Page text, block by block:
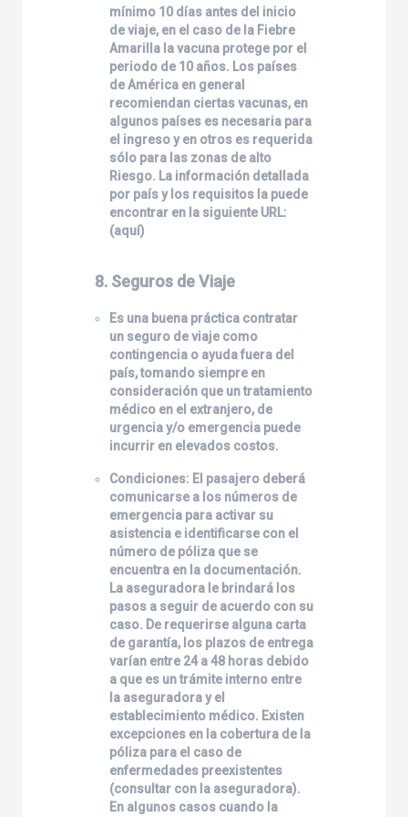
mínimo 10 días antes del inicio
de viaje, en el caso de la Fiebre
Amarilla la vacuna protege por el
periodo de 10 años. Los países
de América en general
recomiendan ciertas vacunas, en
algunos países es necesaria para
el ingreso y en otros es requerida
sólo para las zonas de alto
Riesgo. La información detallada
por país y los requisitos la puede
encontrar en la siguiente URL:
(aquí)
8. Seguros de Viaje
Es una buena práctica contratar
un seguro de viaje como
contingencia o ayuda fuera del
país, tomando siempre en
consideración que un tratamiento
médico en el extranjero, de
urgencia y/o emergencia puede
incurrir en elevados costos.
Condiciones: El pasajero deberá
comunicarse a los números de
emergencia para activar su
asistencia e identificarse con el
número de póliza que se
encuentra en la documentación.
La aseguradora le brindará los
pasos a seguir de acuerdo con su
caso. De requerirse alguna carta
de garantía, los plazos de entrega
varían entre 24 a 48 horas debido
a que es un trámite interno entre
la aseguradora y el
establecimiento médico. Existen
excepciones en la cobertura de la
póliza para el caso de
enfermedades preexistentes
(consultar con la aseguradora).
En algunos casos cuando la